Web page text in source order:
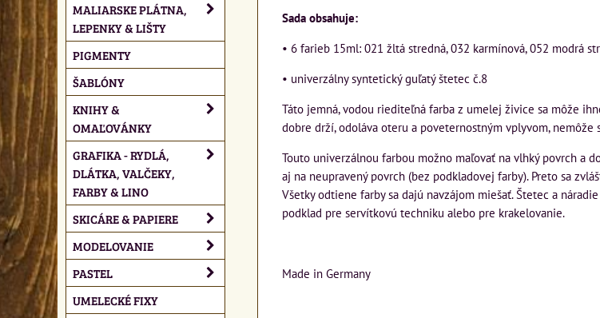
Sada obsahuje:
• 6 farieb 15ml: 021 žltá stredná, 032 karmínová, 052 modrá
• univerzálny syntetický guľatý štetec č.8
Táto jemná, vodou riediteľná farba z umelej živice sa môže
dobre drží, odoláva oteru a poveternostným vplyvom, nemôže
Touto univerzálnou farbou možno maľovať na vlhký povrch a
aj na neupravený povrch (bez podkladovej farby). Preto sa
Všetky odtiene farby sa dajú navzájom miešať. Štetec a
podklad pre servítkovú techniku alebo pre krakelovanie.
Made in Germany
MALIARSKE PLÁTNA,
LEPENKY & LIŠTY
PIGMENTY
ŠABLÓNY
KNIHY &
OMAĽOVÁNKY
GRAFIKA - RYDLÁ,
DLÁTKA, VALČEKY,
FARBY & LINO
SKICÁRE & PAPIERE
MODELOVANIE
PASTEL
UMELECKÉ FIXY